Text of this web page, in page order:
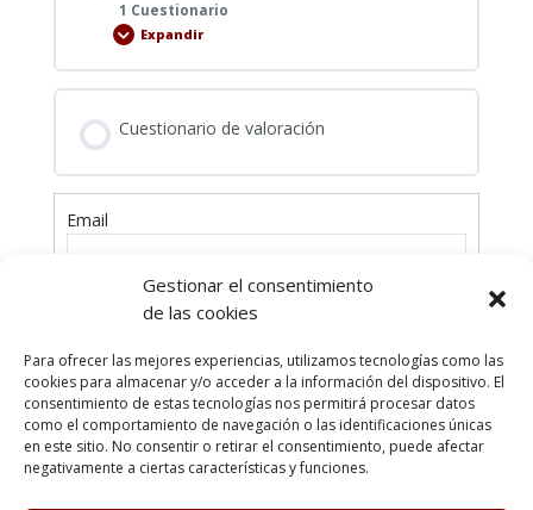
Gestionar el consentimiento
de las cookies
Para ofrecer las mejores experiencias, utilizamos tecnologías como las
cookies para almacenar y/o acceder a la información del dispositivo. El
consentimiento de estas tecnologías nos permitirá procesar datos
como el comportamiento de navegación o las identificaciones únicas
en este sitio. No consentir o retirar el consentimiento, puede afectar
negativamente a ciertas características y funciones.
1 Cuestionario
Expandir
Examen
Cuestionario de valoración
Email
Contraseña
¿Has olvidado tu contraseña?